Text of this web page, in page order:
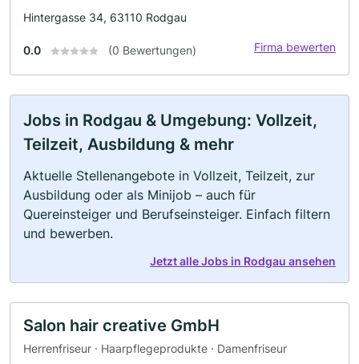
Hintergasse 34, 63110 Rodgau
0.0 (0 Bewertungen) Firma bewerten
Jobs in Rodgau & Umgebung: Vollzeit,
Teilzeit, Ausbildung & mehr
Aktuelle Stellenangebote in Vollzeit, Teilzeit, zur
Ausbildung oder als Minijob – auch für
Quereinsteiger und Berufseinsteiger. Einfach filtern
und bewerben.
Jetzt alle Jobs in Rodgau ansehen
Salon hair creative GmbH
Herrenfriseur · Haarpflegeprodukte · Damenfriseur